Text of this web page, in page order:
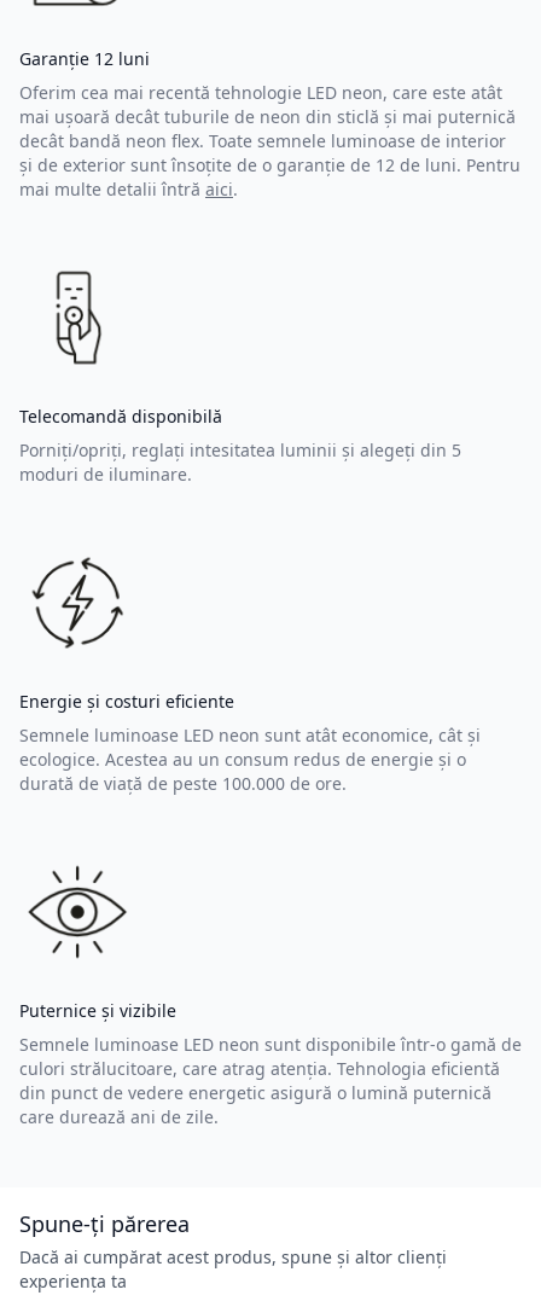
Garanție 12 luni
Oferim cea mai recentă tehnologie LED neon, care este atât
mai ușoară decât tuburile de neon din sticlă și mai puternică
decât bandă neon flex. Toate semnele luminoase de interior
și de exterior sunt însoțite de o garanție de 12 de luni. Pentru
mai multe detalii întră aici.
Telecomandă disponibilă
Porniți/opriți, reglați intesitatea luminii și alegeți din 5
moduri de iluminare.
Energie și costuri eficiente
Semnele luminoase LED neon sunt atât economice, cât și
ecologice. Acestea au un consum redus de energie și o
durată de viață de peste 100.000 de ore.
Puternice și vizibile
Semnele luminoase LED neon sunt disponibile într-o gamă de
culori strălucitoare, care atrag atenția. Tehnologia eficientă
din punct de vedere energetic asigură o lumină puternică
care durează ani de zile.
Spune-ți părerea
Dacă ai cumpărat acest produs, spune și altor clienți
experiența ta